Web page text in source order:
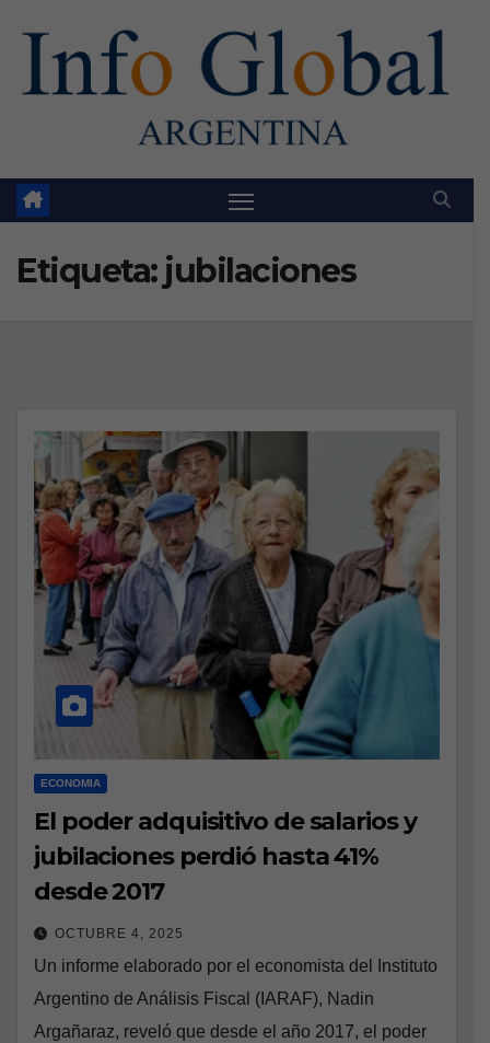
Etiqueta: jubilaciones
ECONOMIA
El poder adquisitivo de salarios y
jubilaciones perdió hasta 41%
desde 2017
OCTUBRE 4, 2025
Un informe elaborado por el economista del Instituto
Argentino de Análisis Fiscal (IARAF), Nadin
Argañaraz, reveló que desde el año 2017, el poder